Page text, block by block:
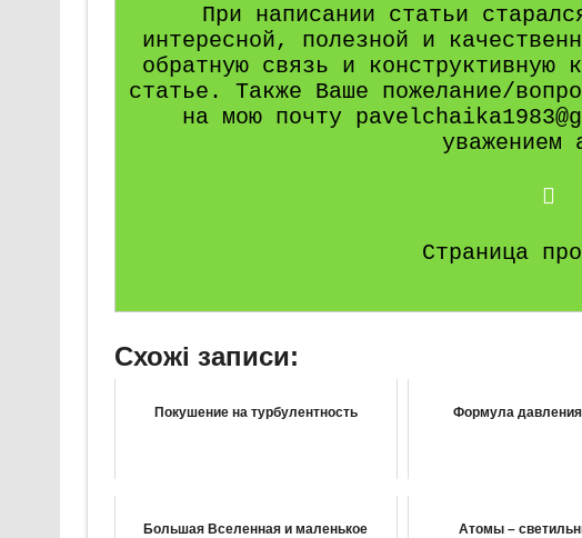
При написании статьи
интересной, полезной и
обратную связь и конструктивную
статье. Также Ваше пожелание/
на мою почту
уважением
Страница
Схожі записи:
Покушение на турбулентность Формула
Большая Вселенная и маленькое
Атомы –